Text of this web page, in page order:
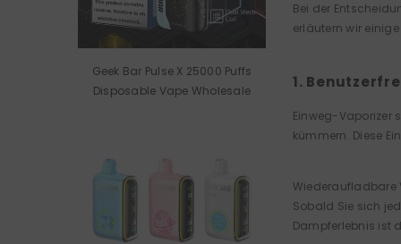
Geek Bar Pulse X 25000 Puffs
Disposable Vape Wholesale
Bei der
erläutern wir
1.
Einweg-Vaporizer
kümmern. Diese
Wiederaufladbare
Sobald Sie sich
Dampferlebnis ist